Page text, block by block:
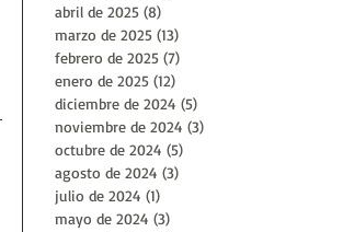
abril de 2025 (8)
marzo de 2025 (13)
febrero de 2025 (7)
enero de 2025 (12)
diciembre de 2024 (5)
noviembre de 2024 (3)
octubre de 2024 (5)
agosto de 2024 (3)
julio de 2024 (1)
mayo de 2024 (3)